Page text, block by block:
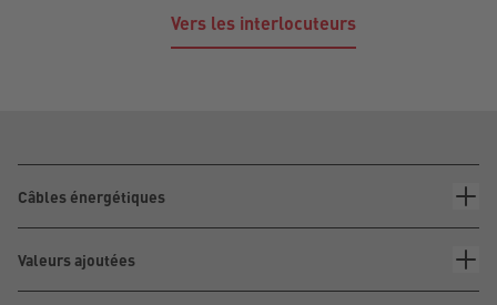
Vers les interlocuteurs
Câbles énergétiques
Valeurs ajoutées